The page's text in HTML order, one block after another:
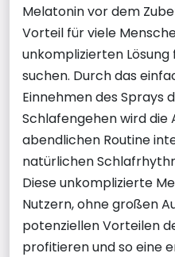
Melatonin vor dem
Vorteil für viele
unkomplizierten
suchen. Durch das
Einnehmen des Sprays
Schlafengehen wird die
abendlichen Routine
natürlichen
Diese unkomplizierte
Nutzern, ohne großen
potenziellen Vorteilen
profitieren und so eine